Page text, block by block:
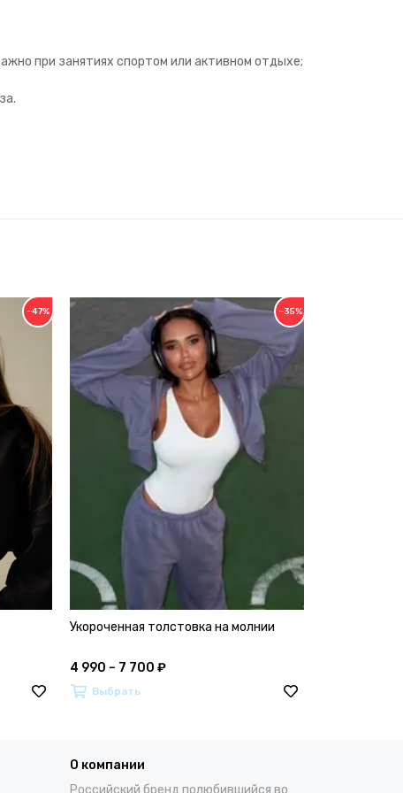
при занятиях спортом или активном отдыхе;
−47% −35%
Укороченная толстовка на молнии
4 990 – 7 700 ₽
Выбрать
О компании
Российский бренд полюбившийся во